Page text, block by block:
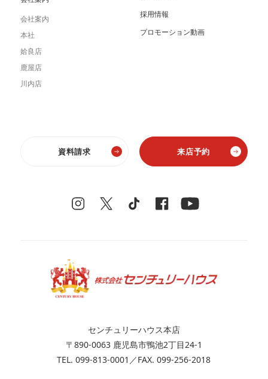
会社案内
本社
姶良店
鹿屋店
川内店
採用情報
プロモーション動画
資料請求 来店予約
センチュリーハウス本店
〒890-0063 鹿児島市鴨池2丁目24-1
TEL. 099-813-0001／FAX. 099-256-2018